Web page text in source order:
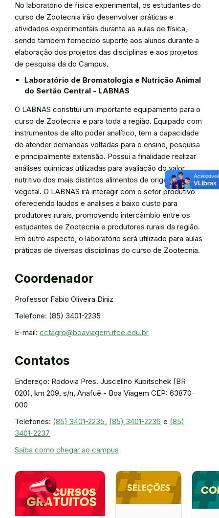
No laboratório de física experimental, os estudantes do
curso de Zootecnia irão desenvolver práticas e
atividades experimentais durante as aulas de física,
sendo também fornecido suporte aos alunos durante a
elaboração dos projetos das disciplinas e aos projetos
de pesquisa da do Campus.
Laboratório de Bromatologia e Nutrição Animal
do Sertão Central - LABNAS
O LABNAS constitui um importante equipamento para o
curso de Zootecnia e para toda a região. Equipado com
instrumentos de alto poder analítico, tem a capacidade
de atender demandas voltadas para o ensino, pesquisa
e principalmente extensão. Possui a finalidade realizar
análises químicas utilizadas para avaliação do valor
nutritivo dos mais distintos alimentos de origem animal e
vegetal. O LABNAS irá interagir com o setor produtivo
oferecendo laudos e análises a baixo custo para
produtores rurais, promovendo intercâmbio entre os
estudantes de Zootecnia e produtores rurais da região.
Em outro aspecto, o laboratório será utilizado para aulas
práticas de diversas disciplinas do curso de Zootecnia.
Coordenador
Professor Fábio Oliveira Diniz
Telefone: (85) 3401-2235
E-mail: cctagro@boaviagem.ifce.edu.br
Contatos
Endereço: Rodovia Pres. Juscelino Kubitschek (BR
020), km 209, s/n, Anafuê - Boa Viagem CEP: 63870-
000
Telefones: (85) 3401-2235, (85) 3401-2236 e (85)
3401-2237
Saiba como chegar ao campus